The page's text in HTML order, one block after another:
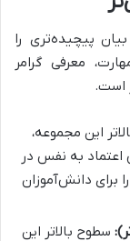
پیچیده‌تری را
معرفی گرامر
است.
این مجموعه،
اعتماد به نفس در
برای دانش‌آموزان
سطوح بالاتر این